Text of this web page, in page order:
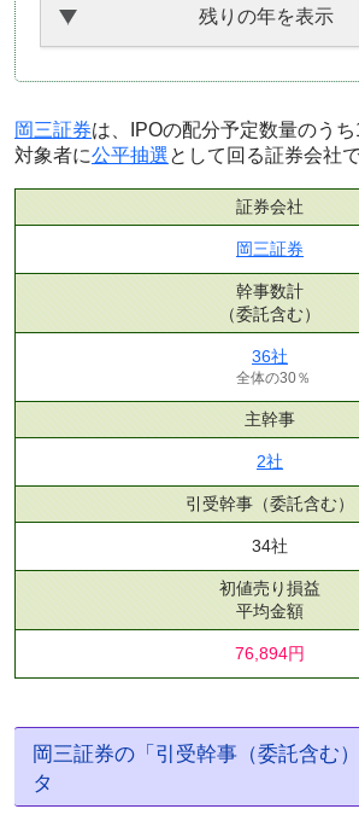
残りの年を表示
岡三証券は、IPOの配分予定数量のうち
対象者に公平抽選として回る証券会社で
証券会社
岡三証券
幹事数計
（委託含む）
36社
全体の30％
主幹事
2社
引受幹事 （委託含む）
34社
初値売り損益
平均金額
76,894円
岡三証券の「引受幹事（委託含む
タ